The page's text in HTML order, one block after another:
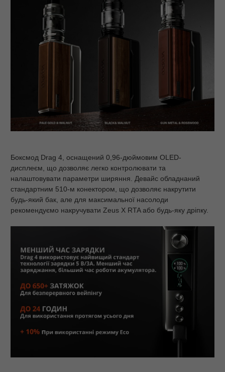
Боксмод Drag 4, оснащений 0,96-дюймовим OLED-
дисплеєм, що дозволяє легко контролювати та
налаштовувати параметри ширяння. Девайс обладнаний
стандартним 510-м конектором, що дозволяє накрутити
будь-який бак, але для максимальної насолоди
рекомендуємо накручувати Zeus X RTA або будь-яку дріпку.